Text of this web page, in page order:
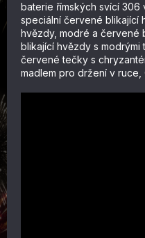
baterie římských svící 306
speciální červené blikající
hvězdy, modré a červené
blikající hvězdy s modrými
červené tečky s
madlem pro držení v ruce,